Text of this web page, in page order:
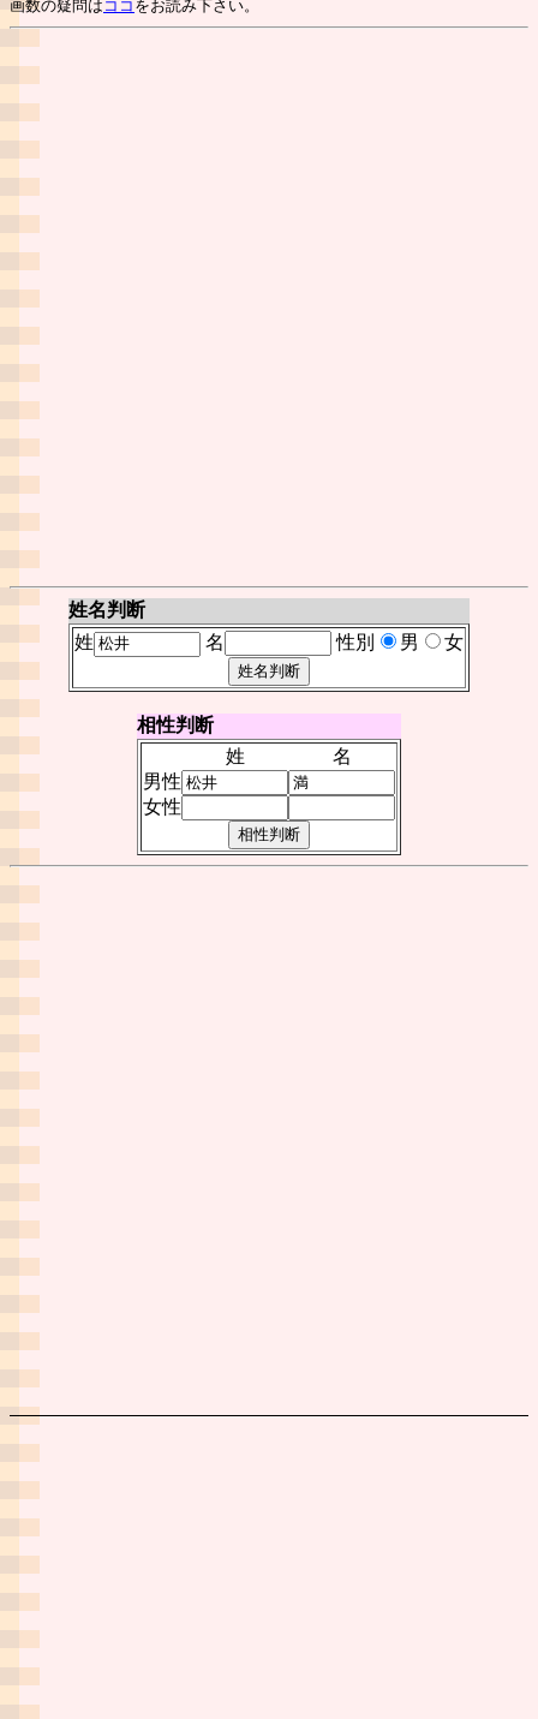
画数の疑問は ココ をお読み下さい。
姓名判断
姓
名 性別 男 女
相性判断
姓
名
男性
女性